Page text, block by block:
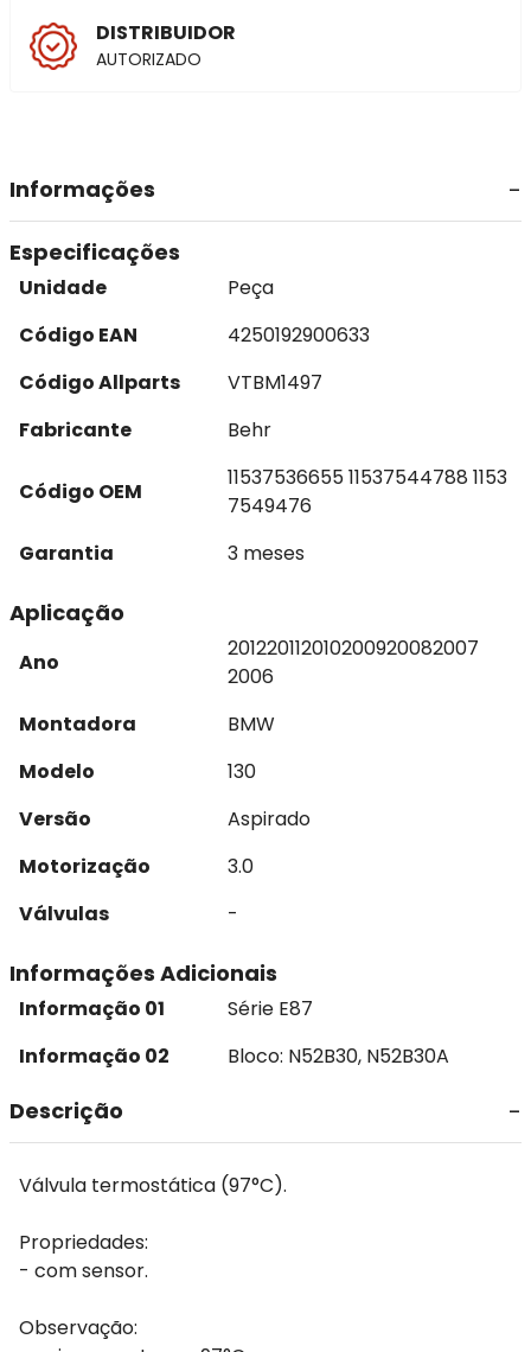
DISTRIBUIDOR
AUTORIZADO
Informações
Especificações
Unidade
Peça
Código EAN
4250192900633
Código Allparts
VTBM1497
Fabricante
Behr
Código OEM
11537536655 11537544788 1153
7549476
Garantia
3 meses
Aplicação
Ano
201220112010200920082007
2006
Montadora
BMW
Modelo
130
Versão
Aspirado
Motorização
3.0
Válvulas
-
Informações Adicionais
Informação 01
Série E87
Informação 02
Bloco: N52B30, N52B30A
Descrição
Válvula termostática (97°C).
Propriedades:
- com sensor.
Observação: